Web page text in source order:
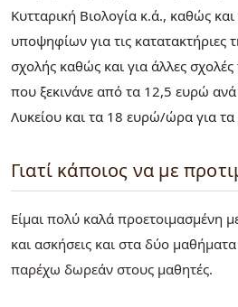
Κυτταρική Βιολογία κ.ά., καθώς
υποψηφίων για τις κατατακτήριες
σχολής καθώς και για άλλες σχολές
που ξεκινάνε από τα 12,5 ευρώ
Λυκείου και τα 18 ευρώ/ώρα για
Γιατί κάποιος να με
Είμαι πολύ καλά προετοιμασμένη
και ασκήσεις και στα δύο
παρέχω δωρεάν στους μαθητές.